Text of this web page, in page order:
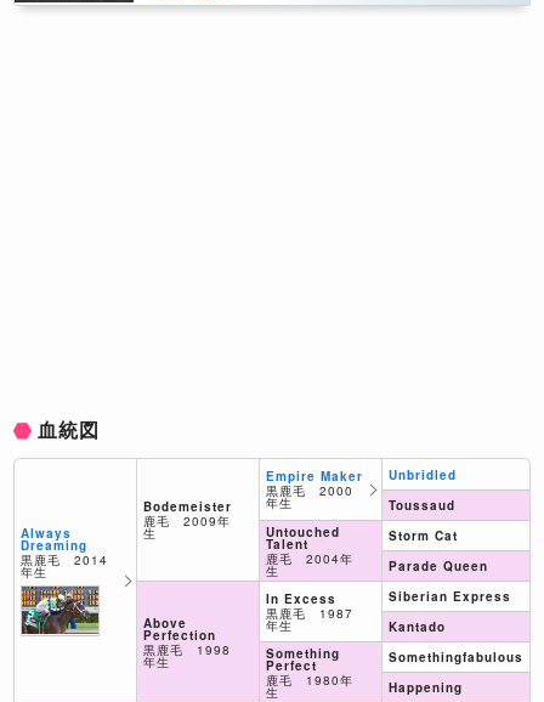
血統図
Always
Dreaming
黒鹿毛 2014
年生
Bodemeister
鹿毛 2009年
生
Above
Perfection
黒鹿毛 1998
年生
Empire Maker
黒鹿毛 2000
年生
Untouched
Talent
鹿毛 2004年
生
In Excess
黒鹿毛 1987
年生
Something
Perfect
鹿毛 1980年
生
Unbridled
Toussaud
Storm Cat
Parade Queen
Siberian Express
Kantado
Somethingfabulous
Happening